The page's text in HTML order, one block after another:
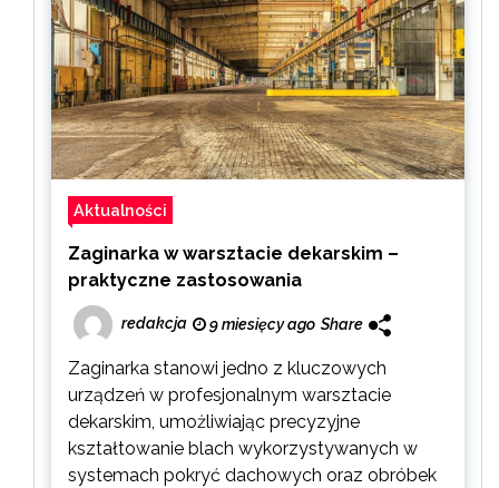
Aktualności
Zaginarka w warsztacie dekarskim –
praktyczne zastosowania
redakcja 9 miesięcy ago Share
Zaginarka stanowi jedno z kluczowych
urządzeń w profesjonalnym warsztacie
dekarskim, umożliwiając precyzyjne
kształtowanie blach wykorzystywanych w
systemach pokryć dachowych oraz obróbek